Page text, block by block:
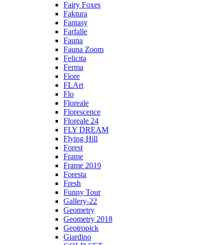
Fairy Foxes
Faktura
Fantasy
Farfalle
Fauna
Fauna Zoom
Felicita
Ferma
Fiore
FLArt
Flo
Floreale
Florescence
Floreale 24
FLY DREAM
Flying Hill
Forest
Frame
Frame 2019
Foresta
Fresh
Funny Tour
Gallery-22
Geometry
Geometry 2018
Geotropick
Giardino